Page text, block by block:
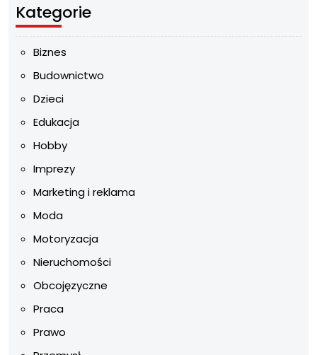
Kategorie
Biznes
Budownictwo
Dzieci
Edukacja
Hobby
Imprezy
Marketing i reklama
Moda
Motoryzacja
Nieruchomości
Obcojęzyczne
Praca
Prawo